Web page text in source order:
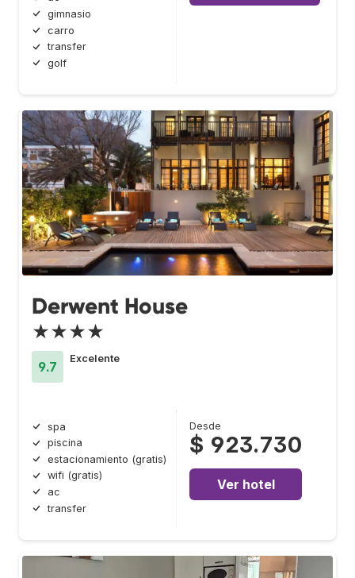
gimnasio
carro
transfer
golf
Derwent House
★★★★
9.7
Excelente
spa
piscina
estacionamiento (gratis)
wifi (gratis)
ac
transfer
Desde
$ 923.730
Ver hotel